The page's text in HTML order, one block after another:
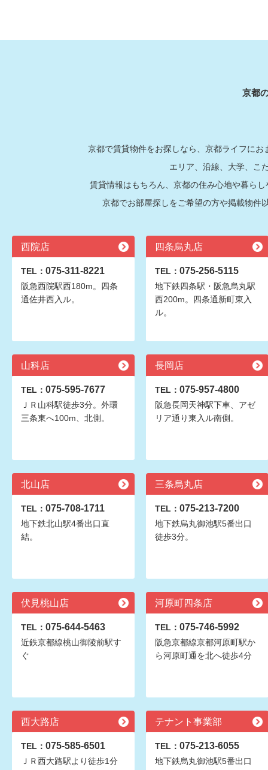
京都
京都で賃貸物件をお探しなら、京都ライフに
エリア、沿線、大学、こ
賃貸情報はもちろん、京都の住み心地や暮ら
京都でお部屋探しをご希望の方や掲載物件
西院店
TEL： 075-311-8221
阪急西院駅西180m。四条
通佐井西入ル。
四条烏丸店
TEL： 075-256-5115
地下鉄四条駅・阪急烏丸駅
西200m。四条通新町東入
ル。
山科店
TEL： 075-595-7677
ＪＲ山科駅徒歩3分。外環
三条東へ100m、北側。
長岡店
TEL： 075-957-4800
阪急長岡天神駅下車、アゼ
リア通り東入ル南側。
北山店
TEL： 075-708-1711
地下鉄北山駅4番出口直
結。
三条烏丸店
TEL： 075-213-7200
地下鉄烏丸御池駅5番出口
徒歩3分。
伏見桃山店
TEL： 075-644-5463
近鉄京都線桃山御陵前駅す
ぐ
河原町四条店
TEL： 075-746-5992
阪急京都線京都河原町駅か
ら河原町通を北へ徒歩4分
西大路店
TEL： 075-585-6501
ＪＲ西大路駅より徒歩1分
テナント事業部
TEL： 075-213-6055
地下鉄烏丸御池駅5番出口